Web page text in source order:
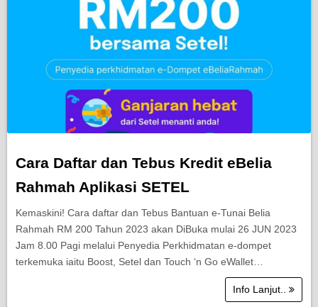
Cara Daftar dan Tebus Kredit eBelia
Rahmah Aplikasi SETEL
Kemaskini! Cara daftar dan Tebus Bantuan e-Tunai Belia
Rahmah RM 200 Tahun 2023 akan DiBuka mulai 26 JUN 2023
Jam 8.00 Pagi melalui Penyedia Perkhidmatan e-dompet
terkemuka iaitu Boost, Setel dan Touch ‘n Go eWallet…
Info Lanjut..